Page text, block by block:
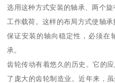
选用这种方式安装的轴承、两个
工作载荷。这样的布局方式使轴
保证安装的轴向稳定性，必须在
承。
齿轮传动有着悠久的历史。它的
了庞大的齿轮制造业。近年来，